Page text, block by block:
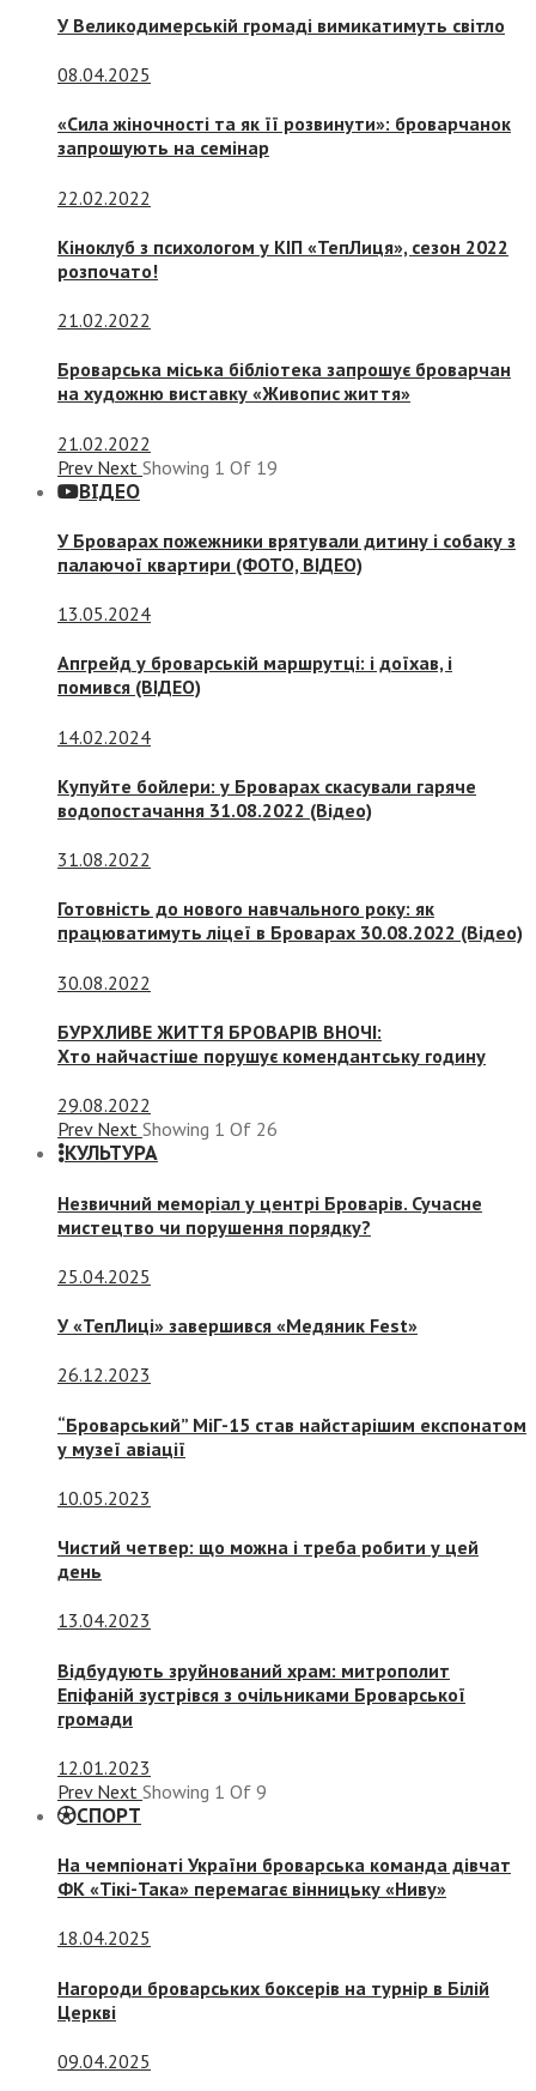
У Великодимерській громаді вимикатимуть світло
08.04.2025
«Сила жіночності та як її розвинути»: броварчанок
запрошують на семінар
22.02.2022
Кіноклуб з психологом у КІП «ТепЛиця», сезон 2022
розпочато!
21.02.2022
Броварська міська бібліотека запрошує броварчан
на художню виставку «Живопис життя»
21.02.2022
Prev Next Showing 1 Of 19
ВІДЕО
У Броварах пожежники врятували дитину і собаку з
палаючої квартири (ФОТО, ВІДЕО)
13.05.2024
Апгрейд у броварській маршрутці: і доїхав, і
помився (ВІДЕО)
14.02.2024
Купуйте бойлери: у Броварах скасували гаряче
водопостачання 31.08.2022 (Відео)
31.08.2022
Готовність до нового навчального року: як
працюватимуть ліцеї в Броварах 30.08.2022 (Відео)
30.08.2022
БУРХЛИВЕ ЖИТТЯ БРОВАРІВ ВНОЧІ:
Хто найчастіше порушує комендантську годину
29.08.2022
Prev Next Showing 1 Of 26
КУЛЬТУРА
Незвичний меморіал у центрі Броварів. Сучасне
мистецтво чи порушення порядку?
25.04.2025
У «ТепЛиці» завершився «Медяник Fest»
26.12.2023
“Броварський” МіГ-15 став найстарішим експонатом
у музеї авіації
10.05.2023
Чистий четвер: що можна і треба робити у цей
день
13.04.2023
Відбудують зруйнований храм: митрополит
Епіфаній зустрівся з очільниками Броварської
громади
12.01.2023
Prev Next Showing 1 Of 9
СПОРТ
На чемпіонаті України броварська команда дівчат
ФК «Тікі-Така» перемагає вінницьку «Ниву»
18.04.2025
Нагороди броварських боксерів на турнір в Білій
Церкві
09.04.2025